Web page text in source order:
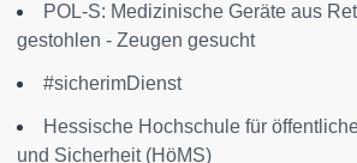
POL-S: Medizinische Geräte aus
gestohlen - Zeugen gesucht
#sicherimDienst
Hessische Hochschule für
und Sicherheit (HöMS)